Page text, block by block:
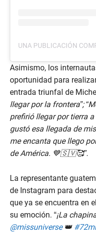
Asimismo, los
oportunidad para
entrada triunfal de
llegar por la frontera”;
prefirió llegar por tierra a
gustó esa llegada de
me encanta que llego
de América. 💙🇸🇻🥰”.
La representante
de Instagram para
que ya se encuentra en
su emoción. “¡La
@missuniverse👑